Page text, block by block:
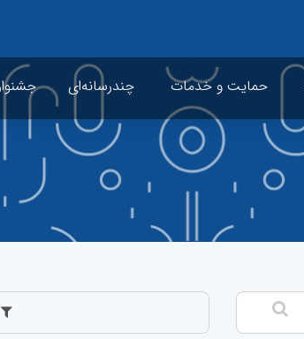
حمایت و خدمات چندرسانه‌ای